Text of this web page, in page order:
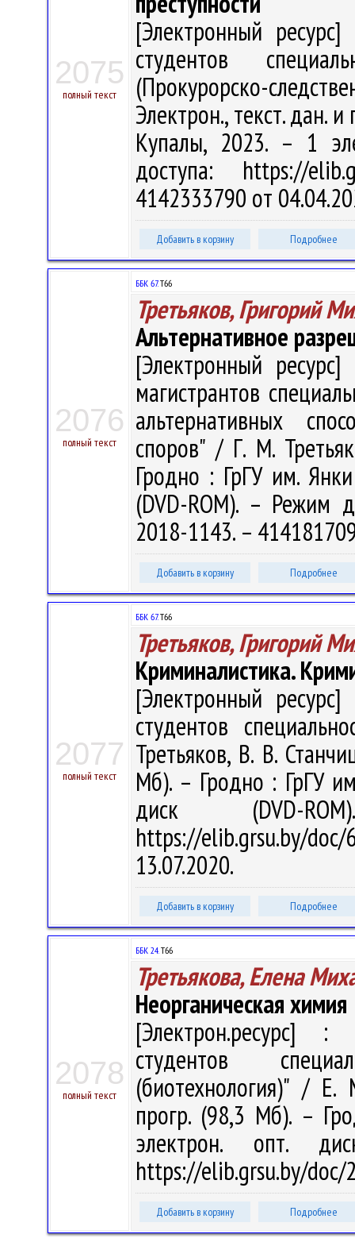
2075
полный текст
[Электронный
студентов
(Прокурорско-
Электрон., текст. дан.
Купалы, 2023. – 1
доступа: https://
4142333790 от
Добавить в корзину Подробнее
2076
полный текст
ББК 67.Т66
Третьяков, Григорий
Альтернативное
[Электронный
магистрантов
альтернативных
споров" / Г. М.
Гродно : ГрГУ им.
(DVD-ROM). – Режим
2018-1143. –
Добавить в корзину Подробнее
2077
полный текст
ББК 67.Т66
Третьяков, Григорий
Криминалистика.
[Электронный
студентов
Третьяков, В. В.
Мб). – Гродно : ГрГУ
диск (DVD-
https://elib.grsu.by/
13.07.2020.
Добавить в корзину Подробнее
2078
полный текст
ББК 24.Т66
Третьякова, Елена
Неорганическая химия
[Электрон.ресурс] :
студентов
(биотехнология)" / Е.
прогр. (98,3 Мб). –
электрон. опт.
https://elib.grsu.by/doc/
Добавить в корзину Подробнее